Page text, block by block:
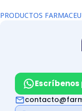
PRODUCTOS